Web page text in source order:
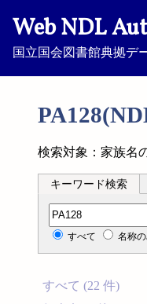
Web NDL
国立国会図書館典拠デ
検索対象：家族名
キーワード検索
分類記号検索
すべて 名称
すべて (22 件)